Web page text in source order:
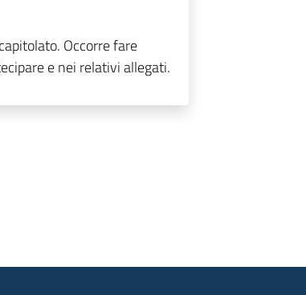
Occorre fare
e nei relativi allegati.